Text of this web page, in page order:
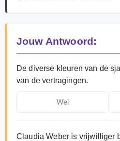
Jouw Antwoord:
De diverse kleuren van de
van de vertragingen.
Wel
Claudia Weber is vrijwilliger